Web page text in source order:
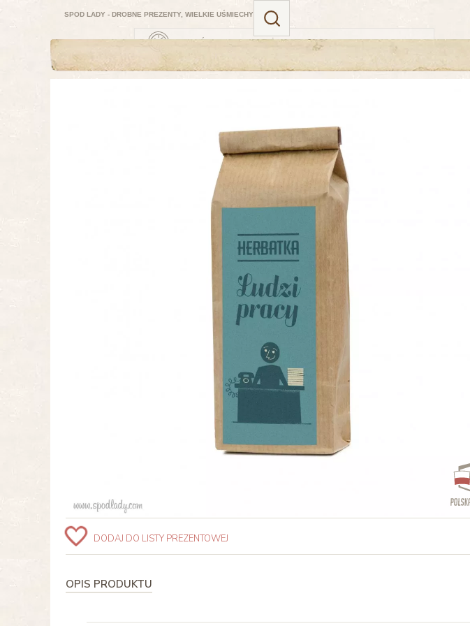
ZAMÓW TERAZ — NAJBLIŻSZA DOSTAWA: DZISIAJ
SPOD LADY - DROBNE PREZENTY, WIELKIE UŚMIECHY
DODAJ DO LISTY PREZENTOWEJ
OPIS PRODUKTU